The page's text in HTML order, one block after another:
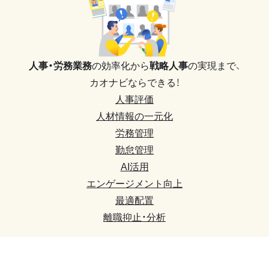
人事・労務業務の効率化から戦略人事の実現まで、
カオナビならできる！
人事評価
人材情報の一元化
労務管理
勤怠管理
AI活用
エンゲージメント向上
最適配置
離職抑止・分析